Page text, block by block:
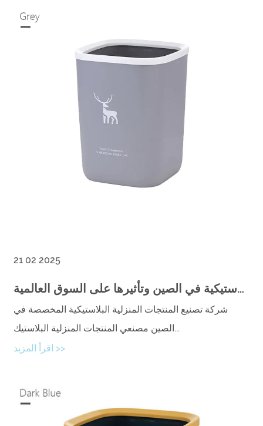
21 02 2025
نظرة عامة على مصنعي المنتجات المنزلية البلاستيكية في الصين وتأثيرها على السوق العالمية
شركة تصنيع المنتجات المنزلية البلاستيكية المخصصة في
الصين مصنعي المنتجات المنزلية البلاستيك...
اقرأ المزيد >>